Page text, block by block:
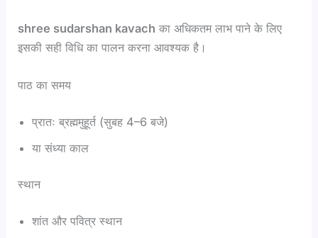
shree sudarshan kavach का अधिकतम लाभ पाने के लिए
इसकी सही विधि का पालन करना आवश्यक है।
पाठ का समय
प्रातः ब्रह्ममुहूर्त (सुबह 4–6 बजे)
या संध्या काल
स्थान
शांत और पवित्र स्थान